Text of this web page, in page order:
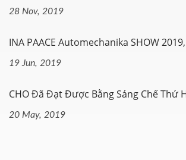
28 Nov, 2019
INA PAACE Automechanika SHOW
19 Jun, 2019
CHO Đã Đạt Được Bằng Sáng Chế Thứ
20 May, 2019